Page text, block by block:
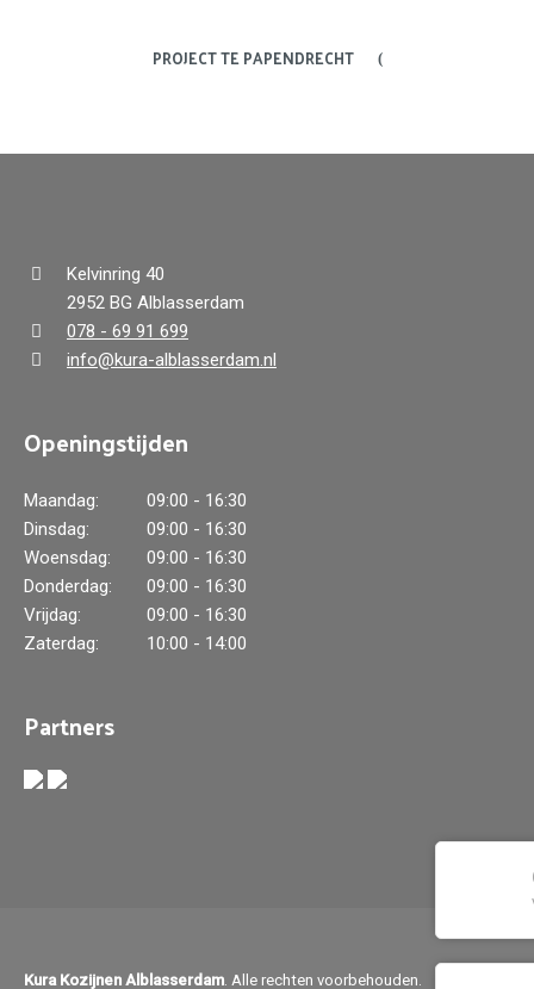
PROJECT TE PAPENDRECHT
Kelvinring 40
2952 BG Alblasserdam
078 - 69 91 699
info@kura-alblasserdam.nl
Openingstijden
Maandag:
09:00 - 16:30
Dinsdag:
09:00 - 16:30
Woensdag:
09:00 - 16:30
Donderdag:
09:00 - 16:30
Vrijdag:
09:00 - 16:30
Zaterdag:
10:00 - 14:00
Partners
Kura Kozijnen Alblasserdam. Alle rechten voorbehouden.